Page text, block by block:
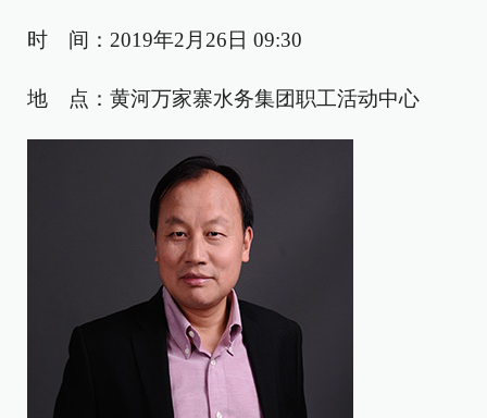
时 间： 2019年2月26日 09:30
地 点： 黄河万家寨水务集团职工活动中心